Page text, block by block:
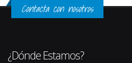
Contacta con nosotros
¿Dónde Estamos?